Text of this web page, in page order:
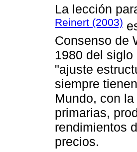
La lección
Reinert (2003)
Consenso de
1980 del
"ajuste
siempre
Mundo, con
primarias,
rendimientos
precios.